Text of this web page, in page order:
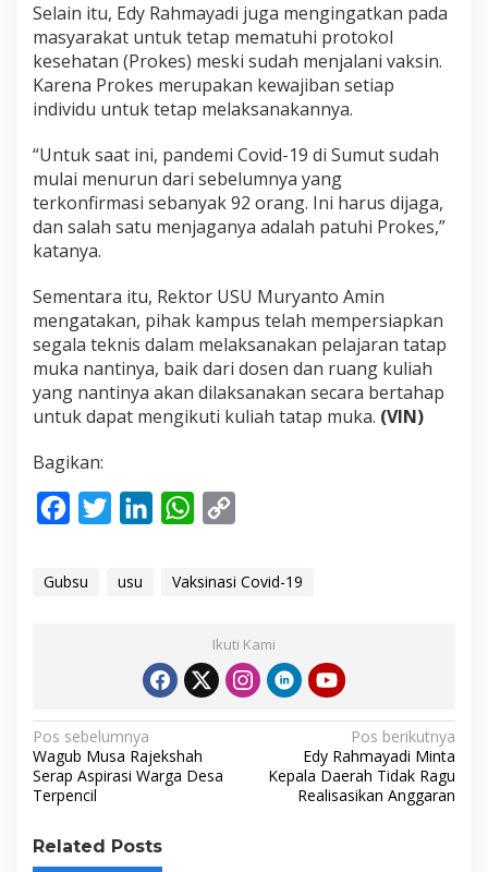
Selain itu, Edy Rahmayadi juga mengingatkan pada
masyarakat untuk tetap mematuhi protokol
kesehatan (Prokes) meski sudah menjalani vaksin.
Karena Prokes merupakan kewajiban setiap
individu untuk tetap melaksanakannya.
“Untuk saat ini, pandemi Covid-19 di Sumut sudah
mulai menurun dari sebelumnya yang
terkonfirmasi sebanyak 92 orang. Ini harus dijaga,
dan salah satu menjaganya adalah patuhi Prokes,”
katanya.
Sementara itu, Rektor USU Muryanto Amin
mengatakan, pihak kampus telah mempersiapkan
segala teknis dalam melaksanakan pelajaran tatap
muka nantinya, baik dari dosen dan ruang kuliah
yang nantinya akan dilaksanakan secara bertahap
untuk dapat mengikuti kuliah tatap muka. (VIN)
Bagikan:
c
k
d
I
W
a
A
p
p
L
i
n
Gubsu usu Vaksinasi Covid-19
Ikuti Kami
N
a
v
i
g
Pos sebelumnya
Wagub Musa Rajekshah
Serap Aspirasi Warga Desa
Terpencil
Pos berikutnya
Edy Rahmayadi Minta
Kepala Daerah Tidak Ragu
Realisasikan Anggaran
Related Posts